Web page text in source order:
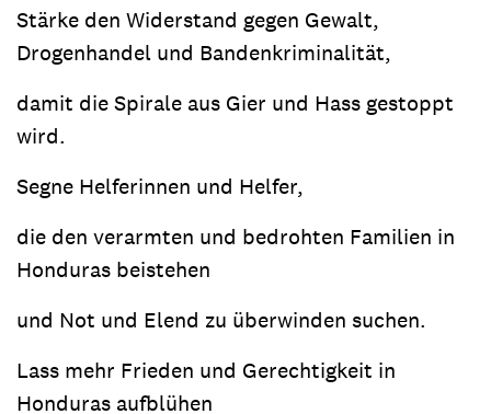
Stärke den Widerstand gegen Gewalt,
Drogenhandel und Bandenkriminalität,
damit die Spirale aus Gier und Hass gestoppt
wird.
Segne Helferinnen und Helfer,
die den verarmten und bedrohten Familien in
Honduras beistehen
und Not und Elend zu überwinden suchen.
Lass mehr Frieden und Gerechtigkeit in
Honduras aufblühen